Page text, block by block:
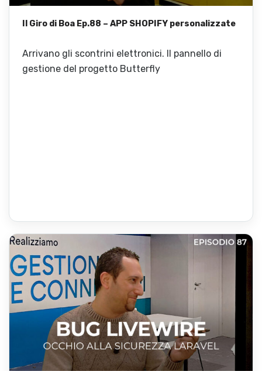
Il Giro di Boa Ep.88 – APP SHOPIFY personalizzate
Arrivano gli scontrini elettronici. Il pannello di
gestione del progetto Butterfly